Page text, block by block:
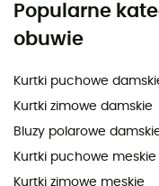
Popularne
obuwie
Kurtki puchowe
Kurtki zimowe damskie
Bluzy polarowe
Kurtki puchowe meskie
Kurtki zimowe meskie